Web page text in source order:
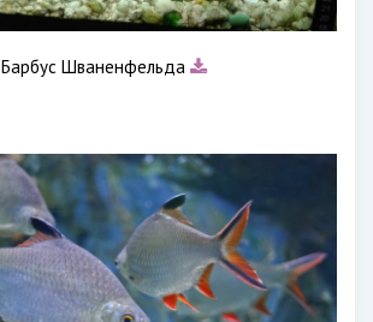
Барбус Шваненфельда